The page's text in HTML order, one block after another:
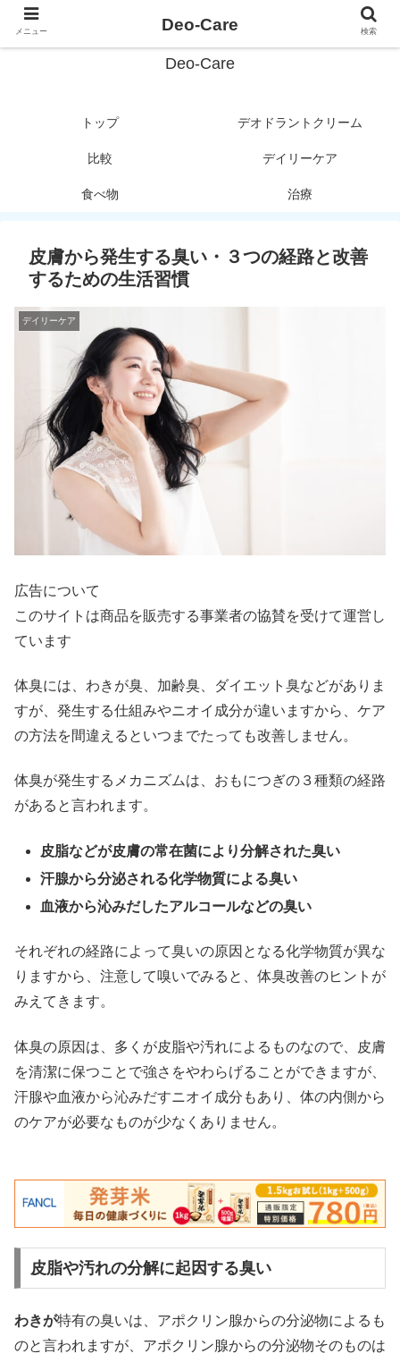
Deo-Care
トップ デオドラントクリーム
比較 デイリーケア
食べ物 治療
皮膚から発生する臭い・３つの経路と改善
するための生活習慣
デイリーケア
広告について
このサイトは商品を販売する事業者の協賛を受けて運営し
ています
体臭には、わきが臭、加齢臭、ダイエット臭などがありま
すが、発生する仕組みやニオイ成分が違いますから、ケア
の方法を間違えるといつまでたっても改善しません。
体臭が発生するメカニズムは、おもにつぎの３種類の経路
があると言われます。
皮脂などが皮膚の常在菌により分解された臭い
汗腺から分泌される化学物質による臭い
血液から沁みだしたアルコールなどの臭い
それぞれの経路によって臭いの原因となる化学物質が異な
りますから、注意して嗅いでみると、体臭改善のヒントが
みえてきます。
体臭の原因は、多くが皮脂や汚れによるものなので、皮膚
を清潔に保つことで強さをやわらげることができますが、
汗腺や血液から沁みだすニオイ成分もあり、体の内側から
のケアが必要なものが少なくありません。
皮脂や汚れの分解に起因する臭い
わきが特有の臭いは、アポクリン腺からの分泌物によるも
のと言われますが、アポクリン腺からの分泌物そのものは
メニュー Deo-Care 検索